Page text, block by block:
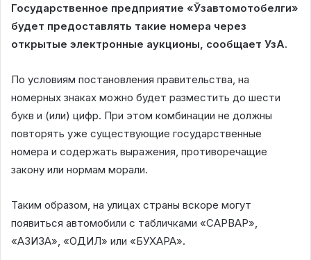
Государственное предприятие «Ўзавтомотобелги»
будет предоставлять такие номера через
открытые электронные аукционы, сообщает УзА.
По условиям постановления правительства, на
номерных знаках можно будет разместить до шести
букв и (или) цифр. При этом комбинации не должны
повторять уже существующие государственные
номера и содержать выражения, противоречащие
закону или нормам морали.
Таким образом, на улицах страны вскоре могут
появиться автомобили с табличками «САРВАР»,
«АЗИЗА», «ОДИЛ» или «БУХАРА».